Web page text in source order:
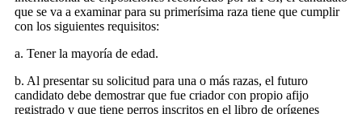
que se va a examinar para su primerísima raza tiene que cumplir
con los siguientes requisitos:
a. Tener la mayoría de edad.
b. Al presentar su solicitud para una o más razas, el futuro
candidato debe demostrar que fue criador con propio afijo
registrado y que tiene perros inscritos en el libro de orígenes